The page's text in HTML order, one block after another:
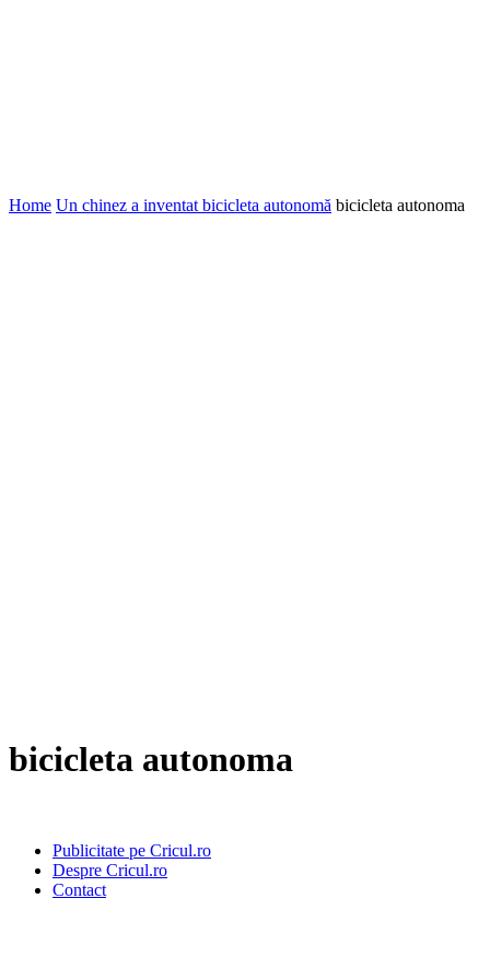
Home Un chinez a inventat bicicleta autonomă bicicleta autonoma
bicicleta autonoma
Publicitate pe Cricul.ro
Despre Cricul.ro
Contact